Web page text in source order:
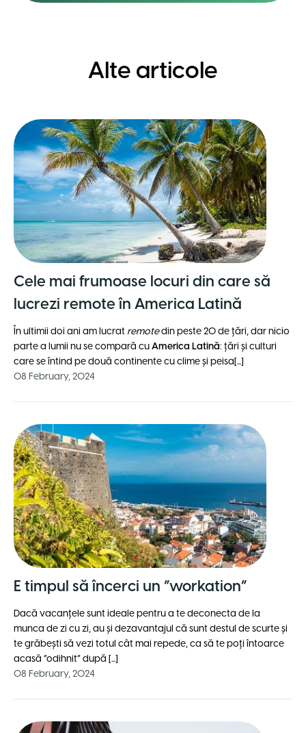
Alte articole
Cele mai frumoase locuri din care să
lucrezi remote în America Latină
În ultimii doi ani am lucrat remotedin peste 20 de țări, dar nicio
parte a lumii nu se compară cu America Latină: țări și culturi
care se întind pe două continente cu clime și peisa[...]
08 February, 2024
E timpul să încerci un ”workation”
Dacă vacanțele sunt ideale pentru a te deconecta de la
munca de zi cu zi, au și dezavantajul că sunt destul de scurte și
te grăbești să vezi totul cât mai repede, ca să te poți întoarce
acasă ”odihnit” după [...]
08 February, 2024